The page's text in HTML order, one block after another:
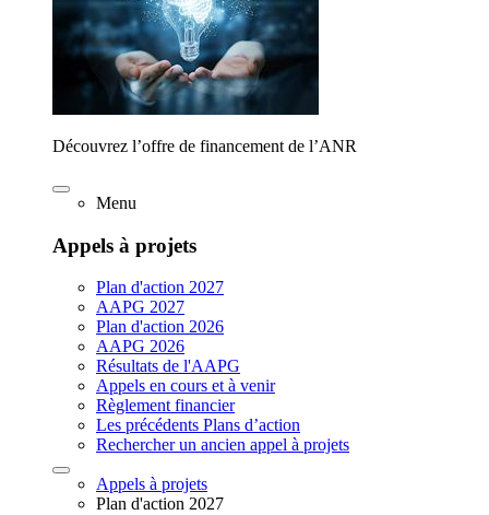
Découvrez l’offre de financement de l’ANR
Menu
Appels à projets
Plan d'action 2027
AAPG 2027
Plan d'action 2026
AAPG 2026
Résultats de l'AAPG
Appels en cours et à venir
Règlement financier
Les précédents Plans d’action
Rechercher un ancien appel à projets
Appels à projets
Plan d'action 2027